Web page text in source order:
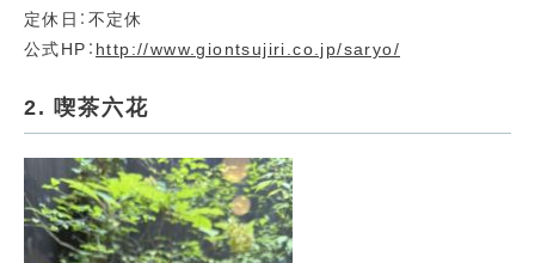
定休日：不定休
公式HP： http://www.giontsujiri.co.jp/saryo/
2. 喫茶六花